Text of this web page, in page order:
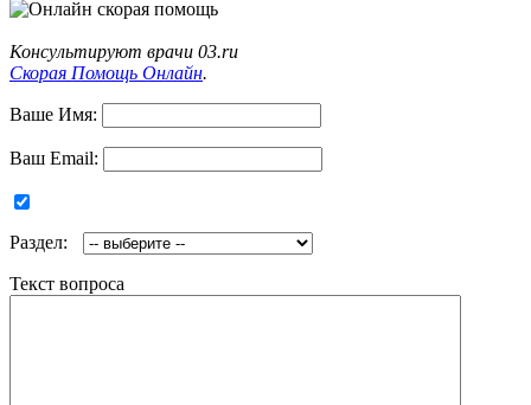
Консультируют врачи 03.ru
Скорая Помощь Онлайн.
Ваше Имя:
Ваш Email:
Раздел:
Текст вопроса